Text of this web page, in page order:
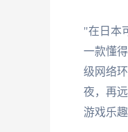
"在日本
一款懂
级网络
夜，再
游戏乐趣